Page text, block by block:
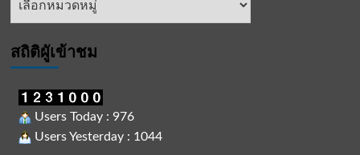
สถิติผูัเข้าชม
Users Today : 976
Users Yesterday : 1044